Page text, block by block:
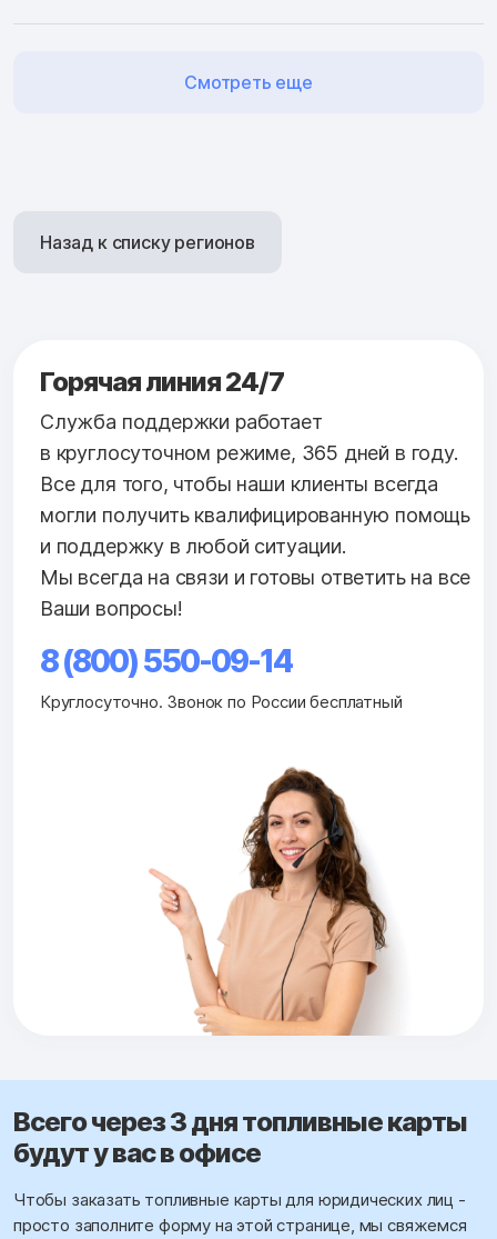
Смотреть еще
Назад к списку регионов
Горячая линия 24/7
Служба поддержки работает
в круглосуточном режиме, 365 дней в году.
Все для того, чтобы наши клиенты всегда
могли получить квалифицированную помощь
и поддержку в любой ситуации.
Мы всегда на связи и готовы ответить на все
Ваши вопросы!
8 (800) 550-09-14
Круглосуточно. Звонок по России бесплатный
Всего через 3 дня топливные карты
будут у вас в офисе
Чтобы заказать топливные карты для юридических лиц -
просто заполните форму на этой странице, мы свяжемся